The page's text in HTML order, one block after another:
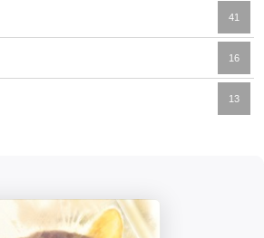
41
16
13